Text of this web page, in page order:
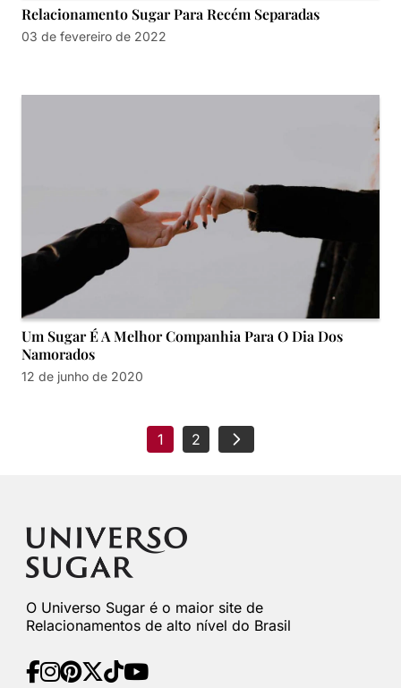
Relacionamento Sugar Para Recém Separadas
03 de fevereiro de 2022
Um Sugar É A Melhor Companhia Para O Dia Dos
Namorados
12 de junho de 2020
1 2
O Universo Sugar é o maior site de
Relacionamentos de alto nível do Brasil